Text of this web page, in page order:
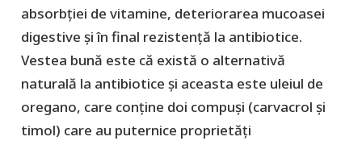
absorbției de vitamine, deteriorarea mucoasei
digestive și în final rezistență la antibiotice.
Vestea bună este că există o alternativă
naturală la antibiotice și aceasta este uleiul de
oregano, care conține doi compuși (carvacrol şi
timol) care au puternice proprietăți